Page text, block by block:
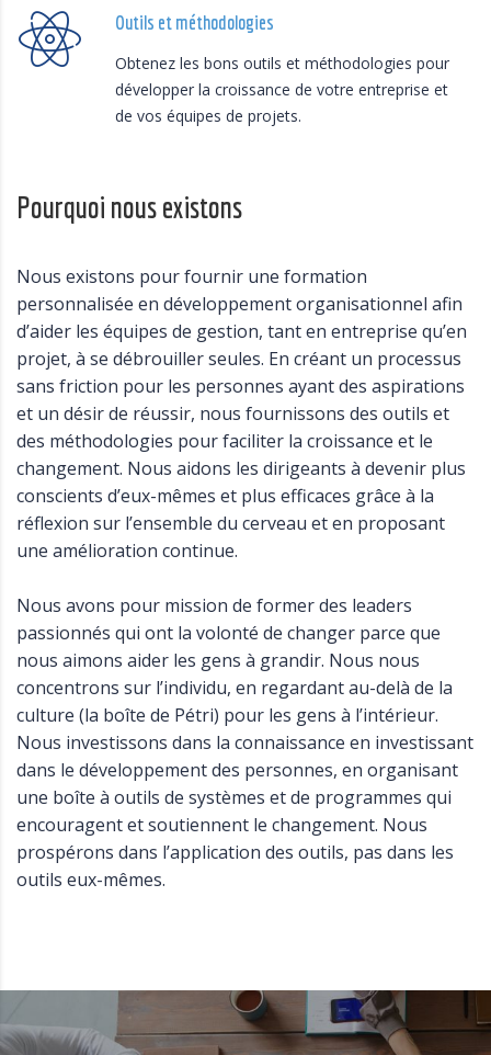
Outils et méthodologies
Obtenez les bons outils et méthodologies pour
développer la croissance de votre entreprise et
de vos équipes de projets.
Pourquoi nous existons
Nous existons pour fournir une formation
personnalisée en développement organisationnel afin
d’aider les équipes de gestion, tant en entreprise qu’en
projet, à se débrouiller seules. En créant un processus
sans friction pour les personnes ayant des aspirations
et un désir de réussir, nous fournissons des outils et
des méthodologies pour faciliter la croissance et le
changement. Nous aidons les dirigeants à devenir plus
conscients d’eux-mêmes et plus efficaces grâce à la
réflexion sur l’ensemble du cerveau et en proposant
une amélioration continue.
Nous avons pour mission de former des leaders
passionnés qui ont la volonté de changer parce que
nous aimons aider les gens à grandir. Nous nous
concentrons sur l’individu, en regardant au-delà de la
culture (la boîte de Pétri) pour les gens à l’intérieur.
Nous investissons dans la connaissance en investissant
dans le développement des personnes, en organisant
une boîte à outils de systèmes et de programmes qui
encouragent et soutiennent le changement. Nous
prospérons dans l’application des outils, pas dans les
outils eux-mêmes.